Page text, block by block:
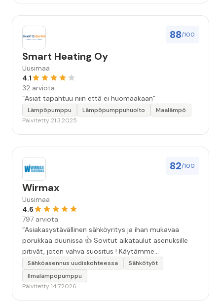
88/100
Smart Heating Oy
Uusimaa
4.1
32 arviota
“Asiat tapahtuu niin että ei huomaakaan”
Lämpöpumppu Lämpöpumppuhuolto
Maalämpö
Päivitetty 21.3.2025
82/100
Wirmax
Uusimaa
4.6
797 arviota
“Asiakasystävällinen sähköyritys ja ihan mukavaa
porukkaa duunissa 👍 Sovitut aikataulut asenuksille
pitivät, joten vahva suositus ! Käytämme
seuraavallakin kerralla!”
Sähköasennus uudiskohteessa
Sähkötyöt
Ilmalämpöpumppu
Päivitetty 14.7.2026